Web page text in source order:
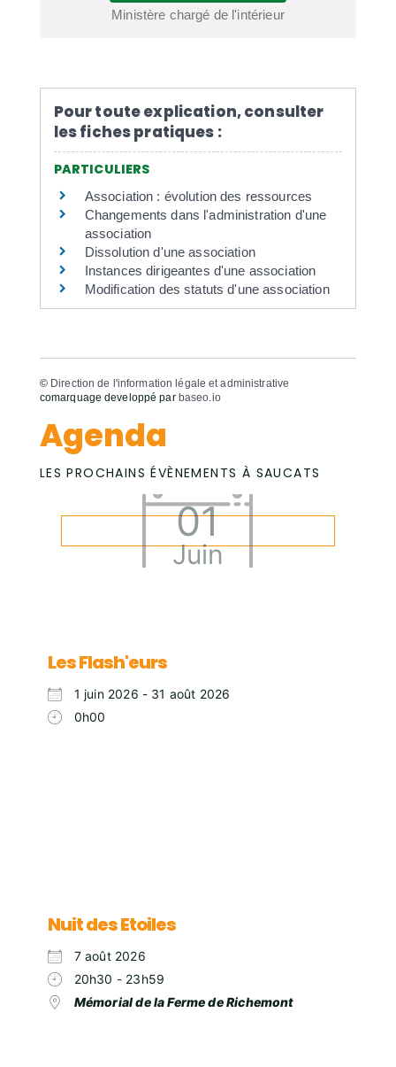
Ministère chargé de l'intérieur
Pour toute explication, consulter
les fiches pratiques :
PARTICULIERS
Association : évolution des ressources
Changements dans l'administration d'une
association
Dissolution d'une association
Instances dirigeantes d'une association
Modification des statuts d'une association
© Direction de l'information légale et administrative
comarquage developpé par baseo.io
Agenda
LES PROCHAINS ÉVÈNEMENTS À SAUCATS
01
Juin
Les Flash'eurs
1 juin 2026 - 31 août 2026
0h00
Nuit des Etoiles
7 août 2026
20h30 - 23h59
Mémorial de la Ferme de Richemont